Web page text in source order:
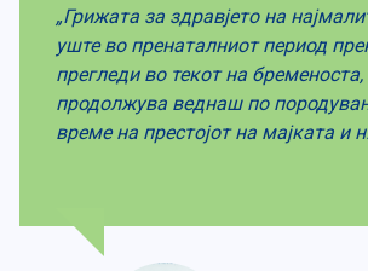
„Грижата за здравјето на
уште во пренаталниот период
прегледи во текот на бременоста,
продолжува веднаш по
време на престојот на мајката и